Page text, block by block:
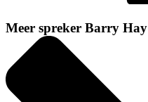
Meer spreker Barry Hay